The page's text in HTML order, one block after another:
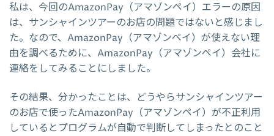
私は、今回のAmazonPay（アマゾンペイ）エラーの原因
は、サンシャインツアーのお店の問題ではないと感じまし
た。なので、AmazonPay（アマゾンペイ）が使えない理
由を調べるために、AmazonPay（アマゾンペイ）会社に
連絡をしてみることにしました。
その結果、分かったことは、どうやらサンシャインツアー
のお店で使ったAmazonPay（アマゾンペイ）が不正利用
しているとプログラムが自動で判断してしまったとのこと